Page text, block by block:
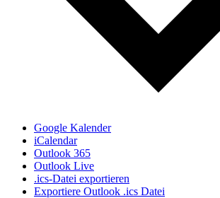
Google Kalender
iCalendar
Outlook 365
Outlook Live
.ics-Datei exportieren
Exportiere Outlook .ics Datei